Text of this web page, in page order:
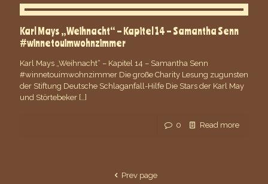
Karl Mays „Weihnacht“ – Kapitel 14 – Samantha Senn
#winnetouimwohnzimmer
Karl Mays „Weihnacht“ – Kapitel 14 – Samantha Senn
#winnetouimwohnzimmer Die große Charity Lesung zugunsten
der Stiftung Deutsche Schlaganfall-Hilfe Die Stars der Karl May
und Störtebeker […]
0 Read more
Prev page